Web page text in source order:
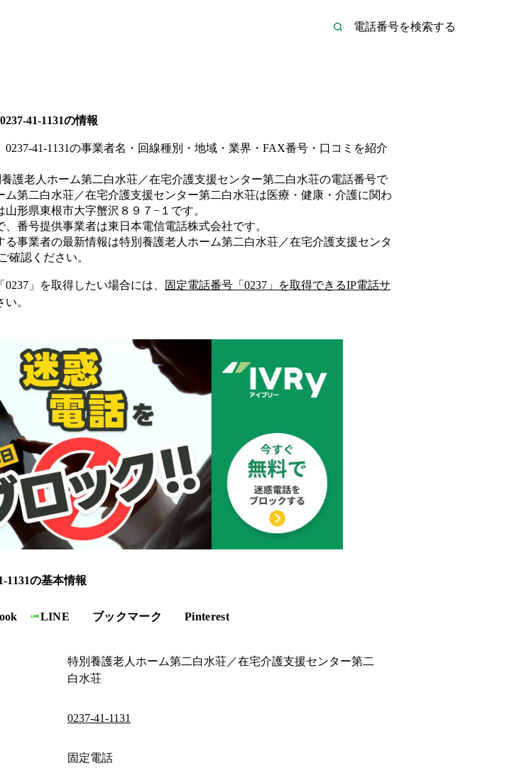
41-1131の情報
0237-41-1131の事業者名・回線種別・地域・業界・FAX番号・口コミを紹介
護老人ホーム第二白水荘／在宅介護支援センター第二白水荘の電話番号で
ム第二白水荘／在宅介護支援センター第二白水荘は医療・健康・介護に関わ
山形県東根市大字蟹沢８９７−１ です。
、番号提供事業者は東日本電信電話株式会社です。
る事業者の最新情報は特別養護老人ホーム第二白水荘／在宅介護支援センタ
確認ください。
0237 」を取得したい場合には、 固定電話番号「 0237 」を取得できるIP電話サ
。
1131の基本情報
LINE ブックマーク Pinterest
特別養護老人ホーム第二白水荘／在宅介護支援センター第二
白水荘
0237-41-1131
固定電話